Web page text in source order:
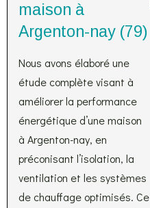
maison à
Argenton-nay (79)
Nous avons élaboré une
étude complète visant à
améliorer la performance
énergétique d’une maison
à Argenton-nay, en
préconisant l’isolation, la
ventilation et les systèmes
de chauffage optimisés. Ce